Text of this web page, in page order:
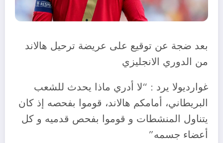
بعد ضجة عن توقيع على عريضة ترحيل هالاند
من الدوري الانجليزي
غوارديولا يرد : “لا أدري ماذا يحدث للشعب
البريطاني، أمامكم هالاند، قوموا بفحصه إذ كان
يتناول المنشطات و قوموا بفحص قدميه و كل
أعضاء جسمه”